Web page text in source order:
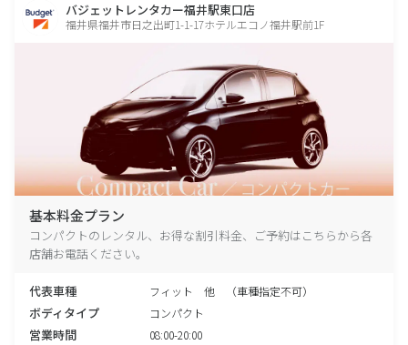
バジェットレンタカー福井駅東口店
福井県福井市日之出町1-1-17ホテルエコノ福井駅前1F
基本料金プラン
コンパクトのレンタル、お得な割引料金、ご予約はこちらから各
店舗お電話ください。
代表車種 フィット 他 （車種指定不可）
ボディタイプ コンパクト
営業時間 08:00-20:00